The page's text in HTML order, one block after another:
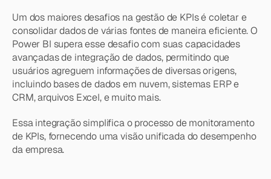
Um dos maiores desafios na gestão de KPIs é coletar e
consolidar dados de várias fontes de maneira eficiente. O
Power BI supera esse desafio com suas capacidades
avançadas de integração de dados, permitindo que
usuários agreguem informações de diversas origens,
incluindo bases de dados em nuvem, sistemas ERP e
CRM, arquivos Excel, e muito mais.
Essa integração simplifica o processo de monitoramento
de KPIs, fornecendo uma visão unificada do desempenho
da empresa.